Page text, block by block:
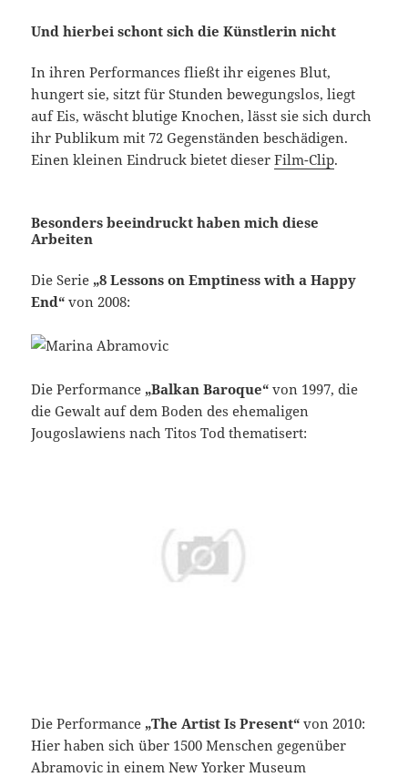
Und hierbei schont sich die Künstlerin nicht
In ihren Performances fließt ihr eigenes Blut,
hungert sie, sitzt für Stunden bewegungslos, liegt
auf Eis, wäscht blutige Knochen, lässt sie sich durch
ihr Publikum mit 72 Gegenständen beschädigen.
Einen kleinen Eindruck bietet dieserFilm-Clip.
Besonders beeindruckt haben mich diese
Arbeiten
Die Serie „8 Lessons on Emptiness with a Happy
End“ von 2008:
Die Performance „Balkan Baroque“ von 1997, die
die Gewalt auf dem Boden des ehemaligen
Jougoslawiens nach Titos Tod thematisert:
Die Performance „The Artist Is Present“ von 2010:
Hier haben sich über 1500 Menschen gegenüber
Abramovic in einem New Yorker Museum